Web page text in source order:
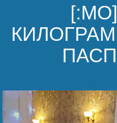
Фикерләр
Файдалы мәкаләләр
Безнең җиңү